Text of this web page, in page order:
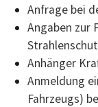
Anfrage bei
Angaben zur
Anhänger
Anmeldung
Fahrzeugs)